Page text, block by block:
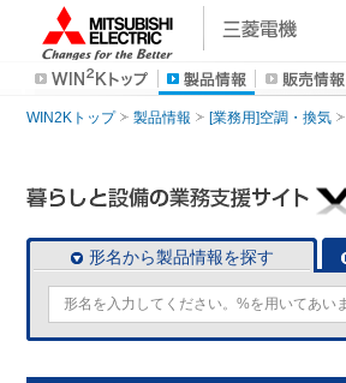
WIN2Kトップ 製品情報 [業務用]空調・換気
形名から製品情報を探す